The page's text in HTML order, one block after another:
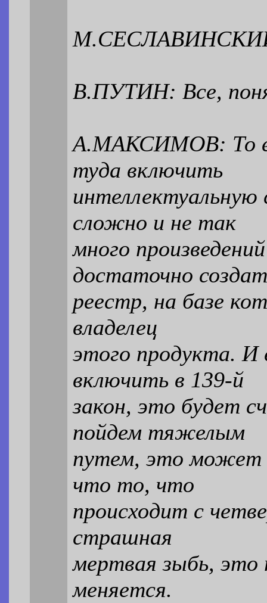
М.СЕСЛАВИНСКИЙ:
В.ПУТИН: Все,
А.МАКСИМОВ: То
туда включить
сложно и не так
много
достаточно
реестр, на базе
владелец
этого продукта.
включить в 139-й
закон, это будет
пойдем тяжелым
путем, это может
что то, что
происходит с
страшная
мертвая зыбь, это
меняется.